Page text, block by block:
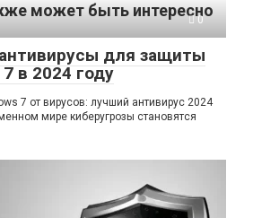
может быть интересно
0
для защиты
в 2024 году
7 от вирусов: лучший антивирус 2024
мире киберугрозы становятся